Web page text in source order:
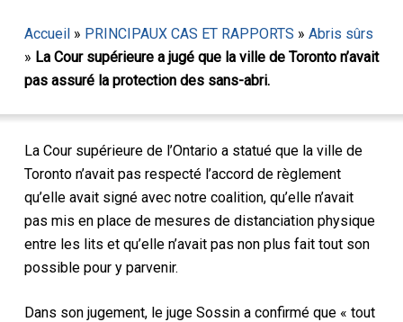
Accueil» PRINCIPAUX CAS ET RAPPORTS » Abris sûrs
» La Cour supérieure a jugé que la ville de Toronto n’avait
pas assuré la protection des sans-abri.
La Cour supérieure de l’Ontario a statué que la ville de
Toronto n’avait pas respecté l’accord de règlement
qu’elle avait signé avec notre coalition, qu’elle n’avait
pas mis en place de mesures de distanciation physique
entre les lits et qu’elle n’avait pas non plus fait tout son
possible pour y parvenir.
Dans son jugement, le juge Sossin a confirmé que « tout